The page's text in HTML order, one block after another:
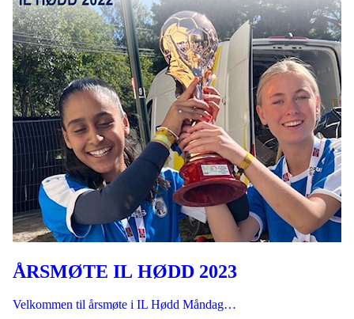
ÅRSMØTE IL HØDD 2023
Velkommen til årsmøte i IL Hødd Måndag…